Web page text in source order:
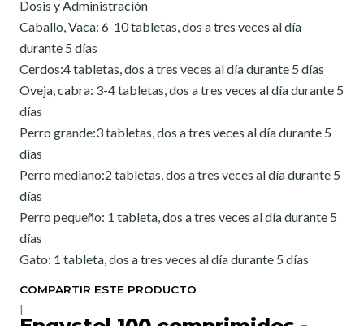
Dosis y Administración
Caballo, Vaca: 6-10 tabletas, dos a tres veces al día
durante 5 días
Cerdos:4 tabletas, dos a tres veces al día durante 5 días
Oveja, cabra: 3-4 tabletas, dos a tres veces al día durante 5
días
Perro grande:3 tabletas, dos a tres veces al día durante 5
días
Perro mediano:2 tabletas, dos a tres veces al día durante 5
días
Perro pequeño: 1 tableta, dos a tres veces al día durante 5
días
Gato: 1 tableta, dos a tres veces al día durante 5 días
COMPARTIR ESTE PRODUCTO